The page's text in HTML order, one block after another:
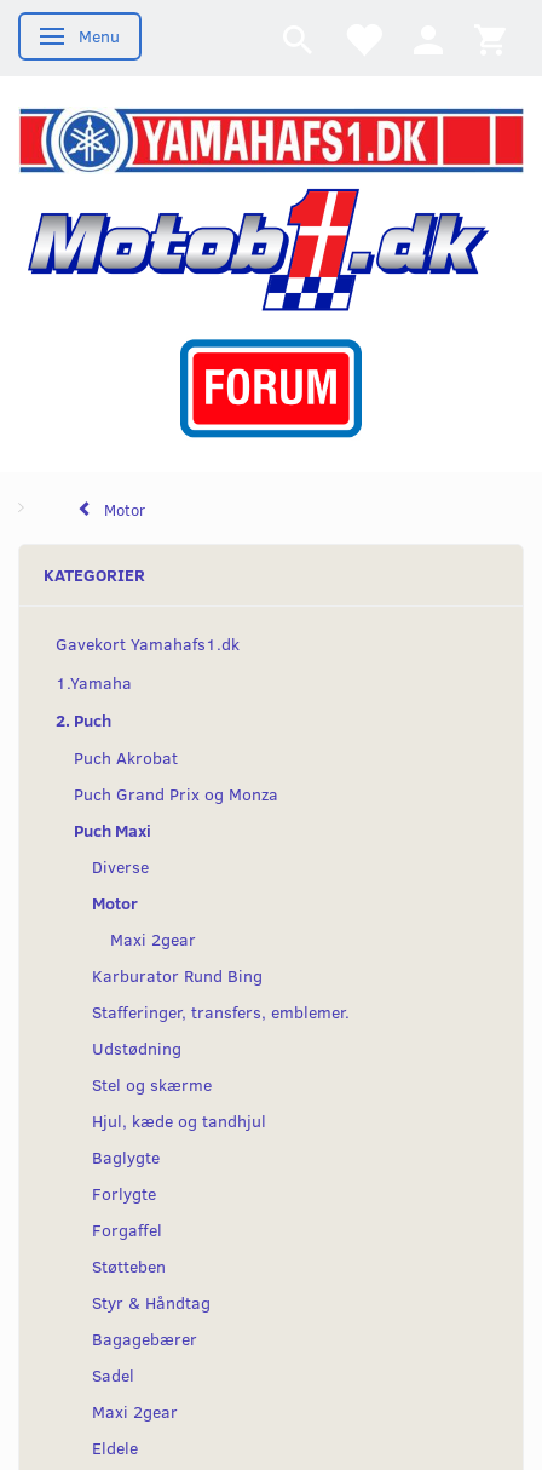
Skifte navigation
Menu
Motor
KATEGORIER
Gavekort Yamahafs1.dk
1.Yamaha
2. Puch
Puch Akrobat
Puch Grand Prix og Monza
Puch Maxi
Diverse
Motor
Maxi 2gear
Karburator Rund Bing
Stafferinger, transfers, emblemer.
Udstødning
Stel og skærme
Hjul, kæde og tandhjul
Baglygte
Forlygte
Forgaffel
Støtteben
Styr & Håndtag
Bagagebærer
Sadel
Maxi 2gear
Eldele